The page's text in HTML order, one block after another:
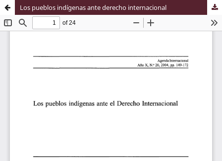
Los pueblos indígenas ante derecho internacional